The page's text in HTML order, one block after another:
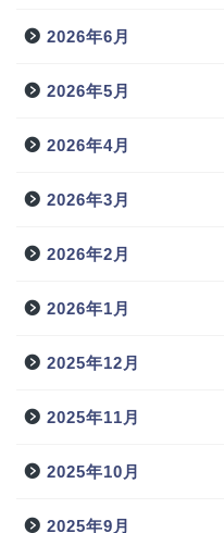
2026年6月
2026年5月
2026年4月
2026年3月
2026年2月
2026年1月
2025年12月
2025年11月
2025年10月
2025年9月